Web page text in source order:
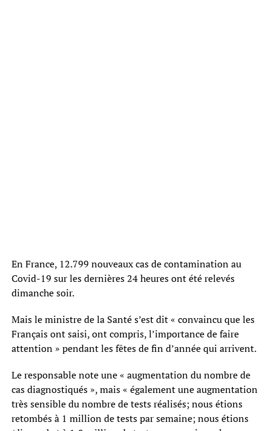
En France, 12.799 nouveaux cas de contamination au
Covid-19 sur les dernières 24 heures ont été relevés
dimanche soir.
Mais le ministre de la Santé s’est dit « convaincu que les
Français ont saisi, ont compris, l’importance de faire
attention » pendant les fêtes de fin d’année qui arrivent.
Le responsable note une « augmentation du nombre de
cas diagnostiqués », mais « également une augmentation
très sensible du nombre de tests réalisés; nous étions
retombés à 1 million de tests par semaine; nous étions